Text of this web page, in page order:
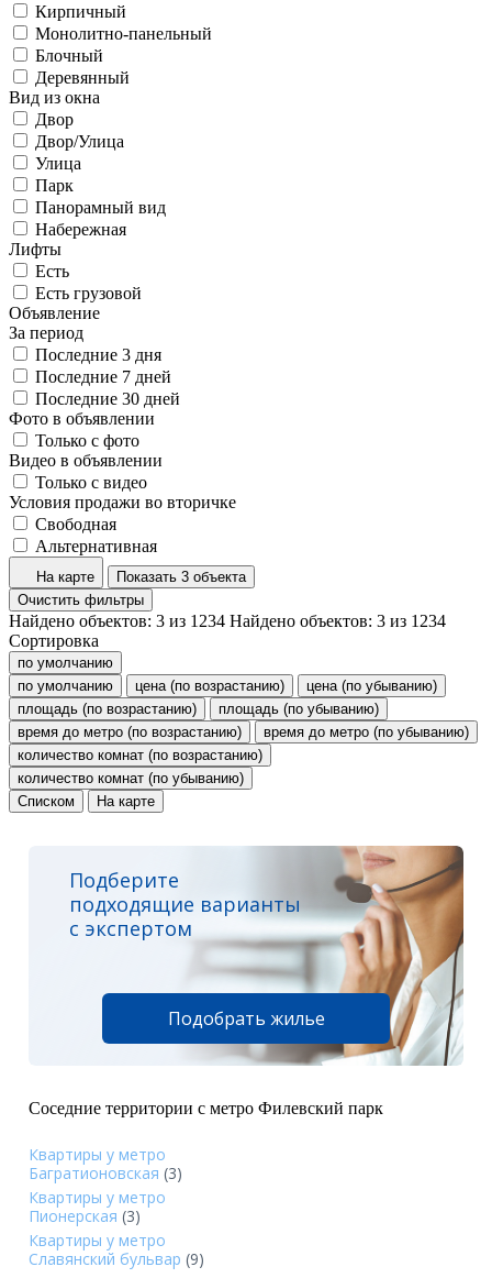
Кирпичный
Монолитно-панельный
Блочный
Деревянный
Вид из окна
Двор
Двор/Улица
Улица
Парк
Панорамный вид
Набережная
Лифты
Есть
Есть грузовой
Объявление
За период
Последние 3 дня
Последние 7 дней
Последние 30 дней
Фото в объявлении
Только с фото
Видео в объявлении
Только с видео
Условия продажи во вторичке
Свободная
Альтернативная
На карте
Показать 3 объекта
Очистить фильтры
Найдено объектов: 3 из 1234 Найдено объектов: 3 из 1234
Сортировка
по умолчанию
по умолчанию
цена (по возрастанию)
цена (по убыванию)
площадь (по возрастанию)
площадь (по убыванию)
время до метро (по возрастанию)
время до метро (по убыванию)
количество комнат (по возрастанию)
количество комнат (по убыванию)
Списком
На карте
Подберите
подходящие варианты
с экспертом
Подобрать жилье
Соседние территории с метро Филевский парк
Квартиры у метро
Багратионовская (3)
Квартиры у метро
Пионерская (3)
Квартиры у метро
Славянский бульвар (9)